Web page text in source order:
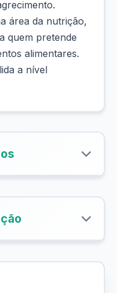
área da nutrição,
quem pretende
alimentares.
a nível